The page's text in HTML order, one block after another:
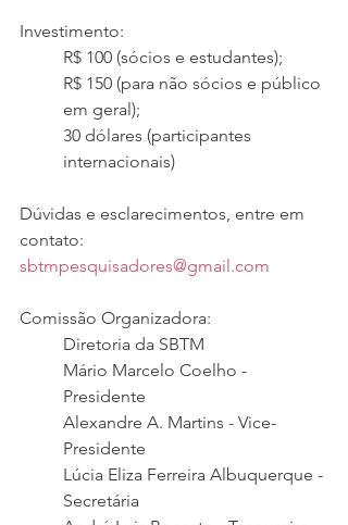
Investimento:
R$ 100 (sócios e estudantes);
R$ 150 (para não sócios e público
em geral);
30 dólares (participantes
internacionais)
Dúvidas e esclarecimentos, entre em
contato:
sbtmpesquisadores@gmail.com
Comissão Organizadora:
Diretoria da SBTM
Mário Marcelo Coelho -
Presidente
Alexandre A. Martins - Vice-
Presidente
Lúcia Eliza Ferreira Albuquerque -
Secretária